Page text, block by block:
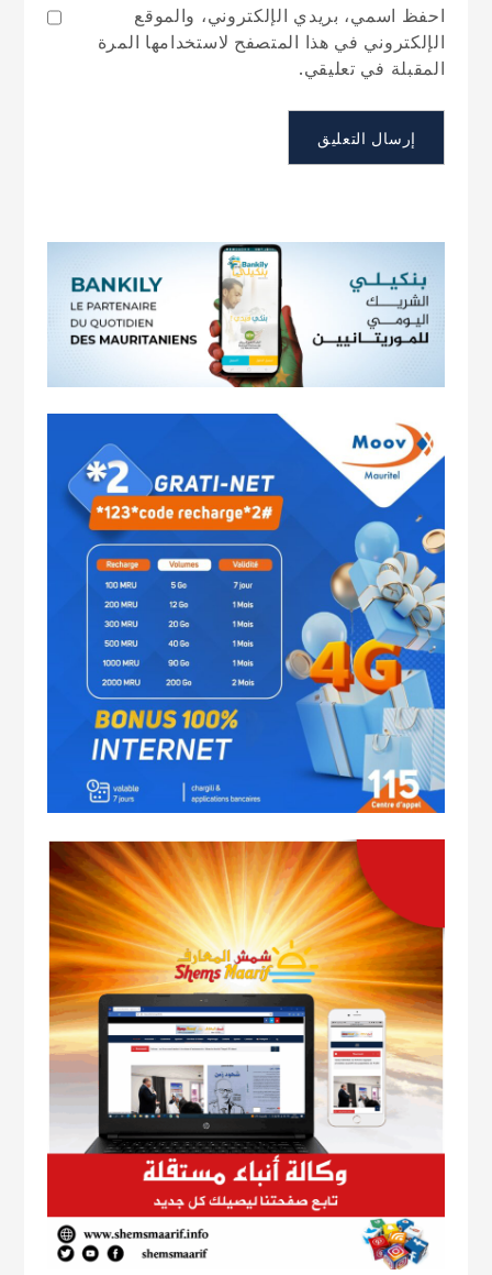
احفظ اسمي، بريدي الإلكتروني، والموقع
الإلكتروني في هذا المتصفح لاستخدامها المرة
المقبلة في تعليقي.